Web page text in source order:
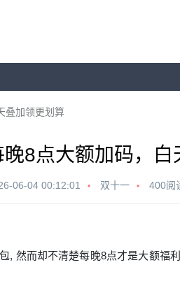
叠加领更划算
8点大额加码，白
06-04 00:12:01 双十一 400阅
, 然而却不清楚每晚8点才是大额福